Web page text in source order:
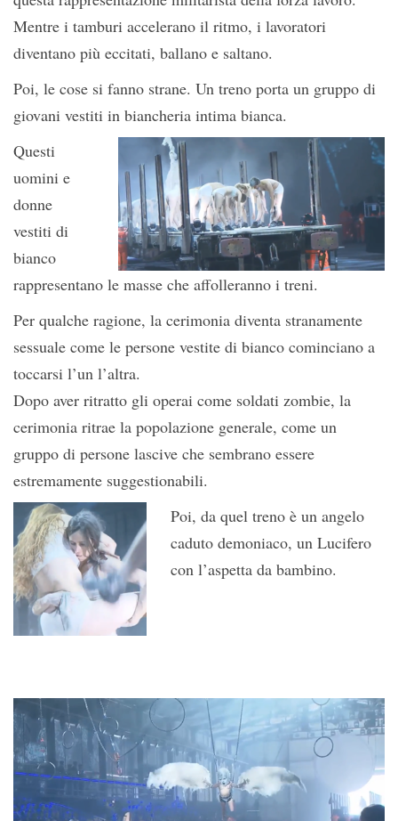
Mentre i tamburi accelerano il ritmo, i lavoratori
diventano più eccitati, ballano e saltano.
Poi, le cose si fanno strane. Un treno porta un gruppo di
giovani vestiti in biancheria intima bianca.
Questi
uomini e
donne
vestiti di
bianco
rappresentano le masse che affolleranno i treni.
Per qualche ragione, la cerimonia diventa stranamente
sessuale come le persone vestite di bianco cominciano a
toccarsi l’un l’altra.
Dopo aver ritratto gli operai come soldati zombie, la
cerimonia ritrae la popolazione generale, come un
gruppo di persone lascive che sembrano essere
estremamente suggestionabili.
Poi, da quel treno è un angelo
caduto demoniaco, un Lucifero
con l’aspetta da bambino.